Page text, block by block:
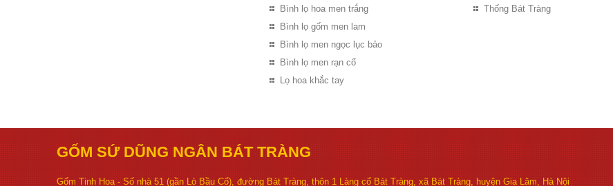
Bình lọ hoa men trắng
Bình lọ gốm men lam
Bình lọ men ngọc lục bảo
Bình lọ men rạn cổ
Lọ hoa khắc tay
Thống Bát Tràng
GỐM SỨ DŨNG NGÂN BÁT TRÀNG
Gốm Tinh Hoa - Số nhà 51 (gần Lò Bầu Cổ), đường Bát Tràng, thôn 1 Làng cổ Bát Tràng, xã Bát Tràng, huyện Gia Lâm, Hà Nội